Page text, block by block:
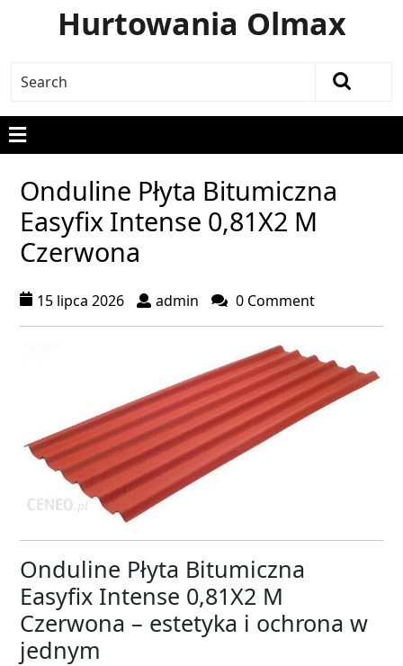
Hurtowania Olmax
Onduline Płyta Bitumiczna
Easyfix Intense 0,81X2 M
Czerwona
15 lipca 2026 admin 0 Comment
Onduline Płyta Bitumiczna
Easyfix Intense 0,81X2 M
Czerwona – estetyka i ochrona w
jednym